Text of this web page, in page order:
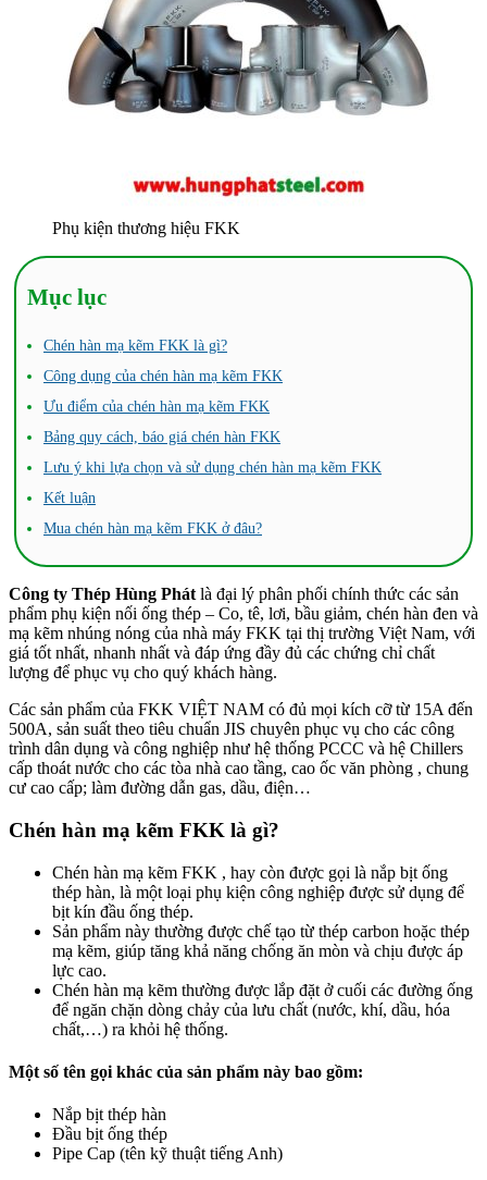
Phụ kiện thương hiệu FKK
Mục lục
Chén hàn mạ kẽm FKK là gì?
Công dụng của chén hàn mạ kẽm FKK
Ưu điểm của chén hàn mạ kẽm FKK
Bảng quy cách, báo giá chén hàn FKK
Lưu ý khi lựa chọn và sử dụng chén hàn mạ kẽm FKK
Kết luận
Mua chén hàn mạ kẽm FKK ở đâu?
Công ty Thép Hùng Phátlà đại lý phân phối chính thức các sản
phẩm phụ kiện nối ống thép – Co, tê, lơi, bầu giảm, chén hàn đen và
mạ kẽm nhúng nóng của nhà máy FKK tại thị trường Việt Nam, với
giá tốt nhất, nhanh nhất và đáp ứng đầy đủ các chứng chỉ chất
lượng để phục vụ cho quý khách hàng.
Các sản phẩm của FKK VIỆT NAM có đủ mọi kích cỡ từ 15A đến
500A, sản suất theo tiêu chuẩn JIS chuyên phục vụ cho các công
trình dân dụng và công nghiệp như hệ thống PCCC và hệ Chillers
cấp thoát nước cho các tòa nhà cao tầng, cao ốc văn phòng , chung
cư cao cấp; làm đường dẫn gas, dầu, điện…
Chén hàn mạ kẽm FKK là gì?
Chén hàn mạ kẽm FKK , hay còn được gọi là nắp bịt ống
thép hàn, là một loại phụ kiện công nghiệp được sử dụng để
bịt kín đầu ống thép.
Sản phẩm này thường được chế tạo từ thép carbon hoặc thép
mạ kẽm, giúp tăng khả năng chống ăn mòn và chịu được áp
lực cao.
Chén hàn mạ kẽm thường được lắp đặt ở cuối các đường ống
để ngăn chặn dòng chảy của lưu chất (nước, khí, dầu, hóa
chất,…) ra khỏi hệ thống.
Một số tên gọi khác của sản phẩm này bao gồm:
Nắp bịt thép hàn
Đầu bịt ống thép
Pipe Cap (tên kỹ thuật tiếng Anh)